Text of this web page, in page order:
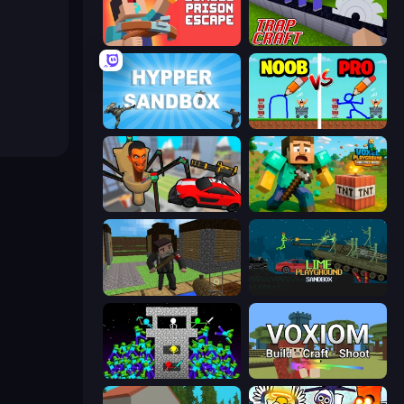
Trap Craft
Hypper Sandbox DOP Noob: Draw to Save
Cars vs Skibidi Toilet Voxel Playground: Ragdoll Noob
Block Pixel Gun Apocalypse 3
Stick Epic Fighter Voxiom.io